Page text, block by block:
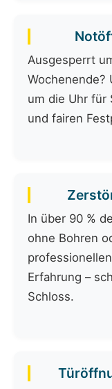
Ausgesperrt
Wochenende?
um die Uhr für
und fairen
In über 90 %
ohne Bohren
Erfahrung –
Schloss.